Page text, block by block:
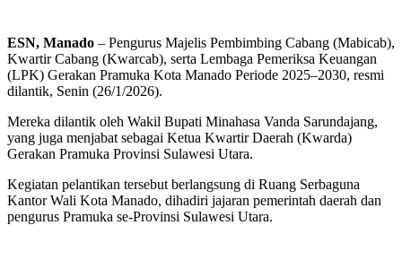
ESN, Manado – Pengurus Majelis Pembimbing Cabang (Mabicab),
Kwartir Cabang (Kwarcab), serta Lembaga Pemeriksa Keuangan
(LPK) Gerakan Pramuka Kota Manado Periode 2025–2030, resmi
dilantik, Senin (26/1/2026).
Mereka dilantik oleh Wakil Bupati Minahasa Vanda Sarundajang,
yang juga menjabat sebagai Ketua Kwartir Daerah (Kwarda)
Gerakan Pramuka Provinsi Sulawesi Utara.
Kegiatan pelantikan tersebut berlangsung di Ruang Serbaguna
Kantor Wali Kota Manado, dihadiri jajaran pemerintah daerah dan
pengurus Pramuka se-Provinsi Sulawesi Utara.